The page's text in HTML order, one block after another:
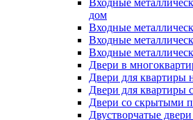
Входные
дом
Входные
Входные
Входные
Двери в
Двери для квартиры
Двери для квартиры
Двери со скрытыми
Двустворчатые